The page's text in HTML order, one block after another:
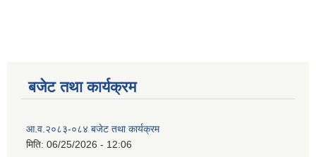
बजेट तथा कार्यक्रम
आ.व.२०८३-०८४ बजेट तथा कार्यक्रम
मिति: 06/25/2026 - 12:06